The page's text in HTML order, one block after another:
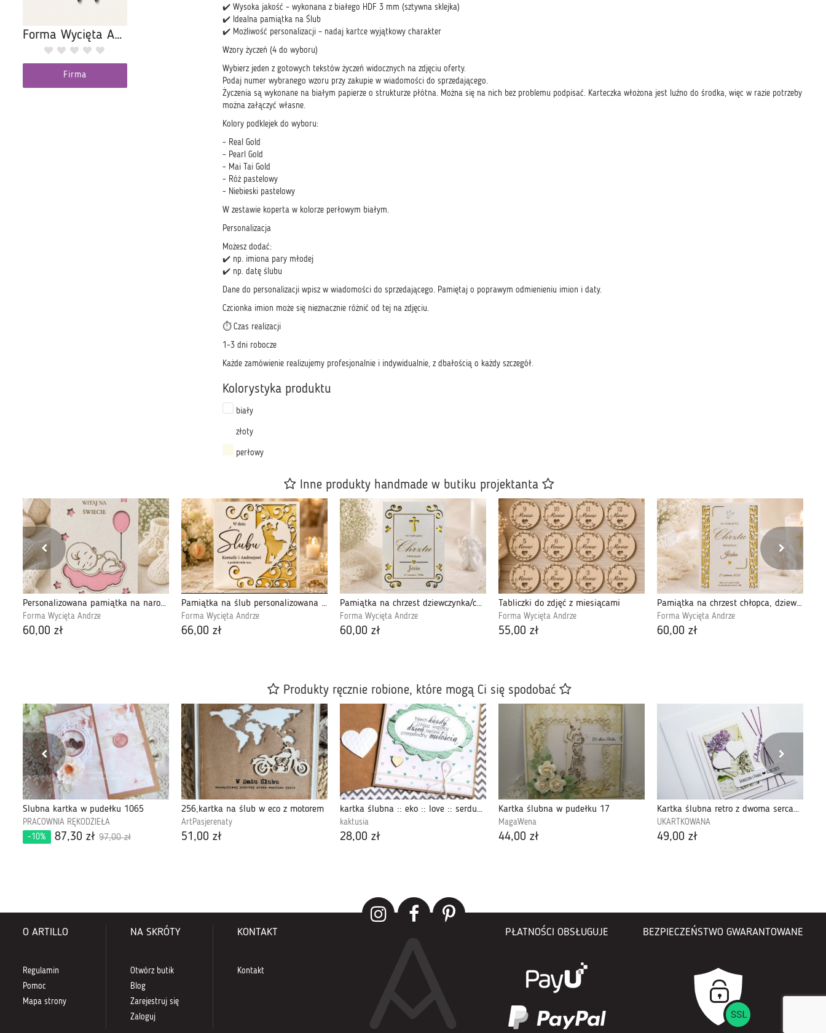
✔️ Wysoka jakość – wykonana z białego HDF 3 mm (sztywna sklejka)
✔️ Idealna pamiątka na Ślub
✔️ Możliwość personalizacji – nadaj kartce wyjątkowy charakter
Wzory życzeń (4 do wyboru)
Wybierz jeden z gotowych tekstów życzeń widocznych na zdjęciu oferty.
Podaj numer wybranego wzoru przy zakupie w wiadomości do sprzedającego.
Życzenia są wykonane na białym papierze o strukturze płótna. Można się na nich bez problemu podpisać. Karteczka włożona jest luźno do środka, więc w razie potrzeby
można załączyć własne.
Kolory podklejek do wyboru:
- Real Gold
- Pearl Gold
- Mai Tai Gold
- Róż pastelowy
- Niebieski pastelowy
W zestawie koperta w kolorze perłowym białym.
Personalizacja
Możesz dodać:
✔️ np. imiona pary młodej
✔️ np. datę ślubu
Dane do personalizacji wpisz w wiadomości do sprzedającego. Pamiętaj o poprawym odmienieniu imion i daty.
Czcionka imion może się nieznacznie różnić od tej na zdjęciu.
⏱️ Czas realizacji
1–3 dni robocze
Każde zamówienie realizujemy profesjonalnie i indywidualnie, z dbałością o każdy szczegół.
Kolorystyka produktu
biały
złoty
perłowy
Forma Wycięta Andrze
Firma
Inne produkty handmade w butiku projektanta
Personalizowana pamiątka na narodziny dziecka
Forma Wycięta Andrze
60,00 zł
Pamiątka na ślub personalizowana młoda para serce
Forma Wycięta Andrze
66,00 zł
Pamiątka na chrzest dziewczynka/chłopiec personalizacja
Forma Wycięta Andrze
60,00 zł
Tabliczki do zdjęć z miesiącami
Forma Wycięta Andrze
55,00 zł
Pamiątka na chrzest chłopca, dziewczynki
Forma Wycięta Andrze
60,00 zł
Produkty ręcznie robione, które mogą Ci się spodobać
Ślubna kartka w pudełku 1065
PRACOWNIA RĘKODZIEŁA
-10%
87,30 zł 97,00 zł
256,kartka na ślub w eco z motorem
ArtPasjerenaty
51,00 zł
kartka ślubna :: eko :: love :: serduszka
kaktusia
28,00 zł
Kartka ślubna w pudełku 17
MagaWena
44,00 zł
Kartka ślubna retro z dwoma sercami handmade
UKARTKOWANA
49,00 zł
O ARTILLO
Regulamin
Pomoc
Mapa strony
NA SKRÓTY
Otwórz butik
Blog
Zarejestruj się
Zaloguj
KONTAKT
Kontakt
PŁATNOŚCI OBSŁUGUJE BEZPIECZEŃSTWO GWARANTOWANE